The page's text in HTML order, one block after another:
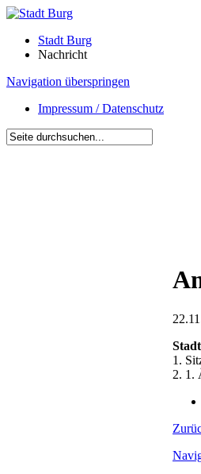
Stadt Burg
Nachricht
Navigation überspringen
Impressum / Datenschutz
1.
2. 1.